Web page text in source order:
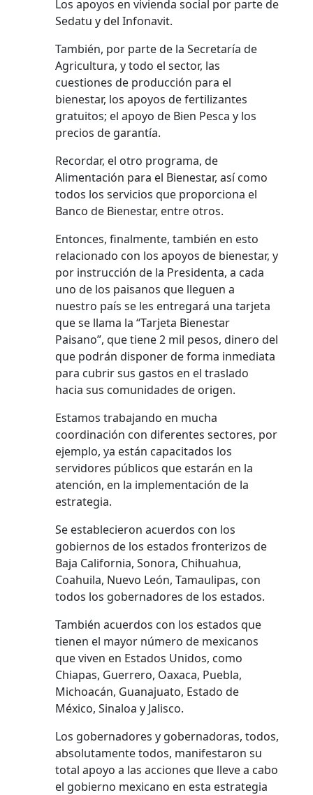
Los apoyos en vivienda social por parte de
Sedatu y del Infonavit.
También, por parte de la Secretaría de
Agricultura, y todo el sector, las
cuestiones de producción para el
bienestar, los apoyos de fertilizantes
gratuitos; el apoyo de Bien Pesca y los
precios de garantía.
Recordar, el otro programa, de
Alimentación para el Bienestar, así como
todos los servicios que proporciona el
Banco de Bienestar, entre otros.
Entonces, finalmente, también en esto
relacionado con los apoyos de bienestar, y
por instrucción de la Presidenta, a cada
uno de los paisanos que lleguen a
nuestro país se les entregará una tarjeta
que se llama la “Tarjeta Bienestar
Paisano”, que tiene 2 mil pesos, dinero del
que podrán disponer de forma inmediata
para cubrir sus gastos en el traslado
hacia sus comunidades de origen.
Estamos trabajando en mucha
coordinación con diferentes sectores, por
ejemplo, ya están capacitados los
servidores públicos que estarán en la
atención, en la implementación de la
estrategia.
Se establecieron acuerdos con los
gobiernos de los estados fronterizos de
Baja California, Sonora, Chihuahua,
Coahuila, Nuevo León, Tamaulipas, con
todos los gobernadores de los estados.
También acuerdos con los estados que
tienen el mayor número de mexicanos
que viven en Estados Unidos, como
Chiapas, Guerrero, Oaxaca, Puebla,
Michoacán, Guanajuato, Estado de
México, Sinaloa y Jalisco.
Los gobernadores y gobernadoras, todos,
absolutamente todos, manifestaron su
total apoyo a las acciones que lleve a cabo
el gobierno mexicano en esta estrategia